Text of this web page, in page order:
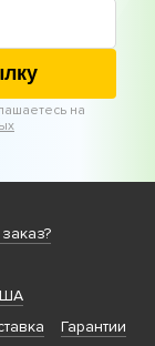
на
Гарантии